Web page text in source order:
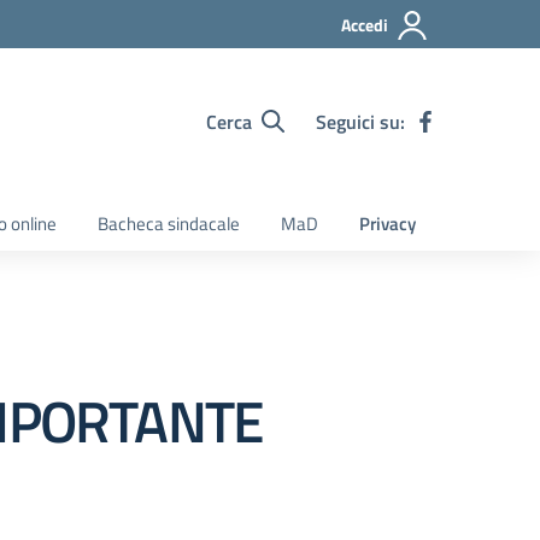
Accedi
Cerca Seguici su:
online Bacheca sindacale MaD Privacy